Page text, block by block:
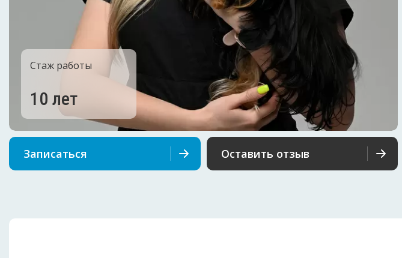
Стаж работы
10 лет
Записаться Оставить отзыв